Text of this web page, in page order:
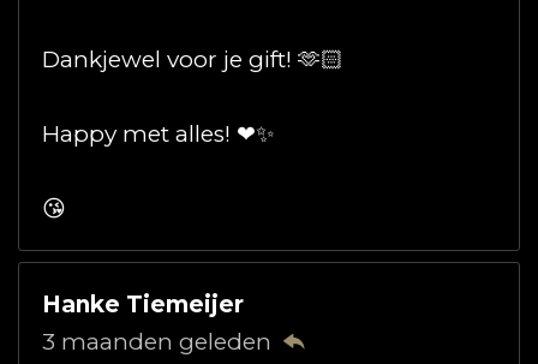
Dankjewel voor je gift! 🫶🏻
Happy met alles! ❤✨️
😘
Hanke Tiemeijer
3 maanden geleden